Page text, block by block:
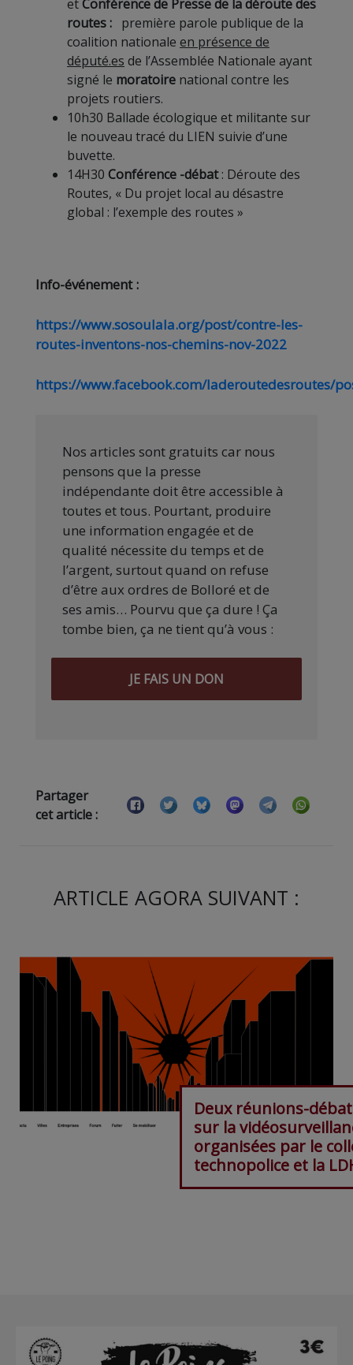
etConférence de Presse de la déroute des
routes : première parole publique de la
coalition nationale en présence de
député.es de l’Assemblée Nationale ayant
signé le moratoire national contre les
projets routiers.
10h30 Ballade écologique et militante sur
le nouveau tracé du LIEN suivie d’une
buvette.
14H30 Conférence -débat: Déroute des
Routes, « Du projet local au désastre
global : l’exemple des routes »
Info-événement :
https://www.sosoulala.org/post/contre-les-
routes-inventons-nos-chemins-nov-2022
https://www.facebook.com/laderoutedesroutes/
Nos articles sont gratuits car nous
pensons que la presse
indépendante doit être accessible à
toutes et tous. Pourtant, produire
une information engagée et de
qualité nécessite du temps et de
l’argent, surtout quand on refuse
d’être aux ordres de Bolloré et de
ses amis… Pourvu que ça dure ! Ça
tombe bien, ça ne tient qu’à vous :
JE FAIS UN DON
Partager
cet article :
ARTICLE AGORA SUIVANT :
Deux réunions-
sur la
organisées par le
technopolice et la